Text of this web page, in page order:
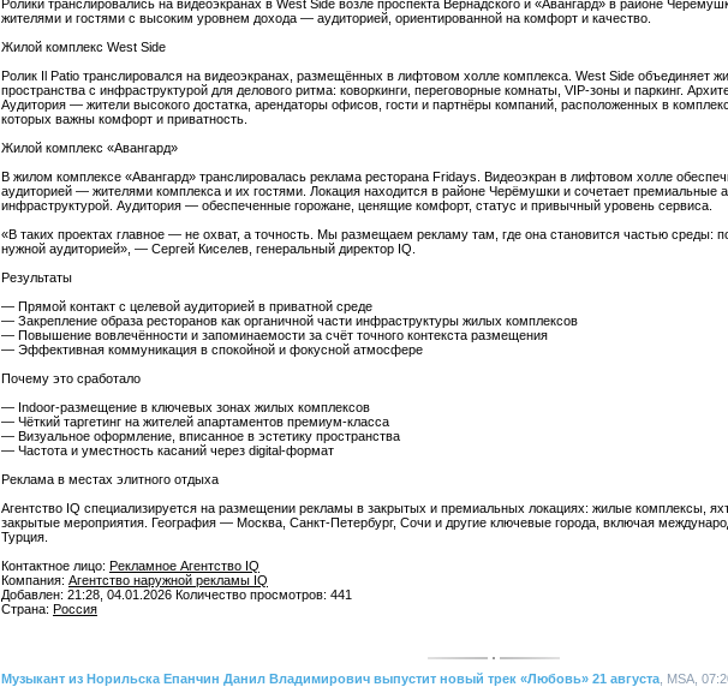
Ролики транслировались на видеоэкранах в West Side возле проспекта Вернадского и «Авангард» в районе
жителями и гостями с высоким уровнем дохода — аудиторией, ориентированной на комфорт и качество.
Жилой комплекс West Side
Ролик Il Patio транслировался на видеоэкранах, размещённых в лифтовом холле комплекса. West Side объединяет
пространства с инфраструктурой для делового ритма: коворкинги, переговорные комнаты, VIP-зоны и паркинг.
Аудитория — жители высокого достатка, арендаторы офисов, гости и партнёры компаний, расположенных в
которых важны комфорт и приватность.
Жилой комплекс «Авангард»
В жилом комплексе «Авангард» транслировалась реклама ресторана Fridays. Видеоэкран в лифтовом холле
аудиторией — жителями комплекса и их гостями. Локация находится в районе Черёмушки и сочетает премиальные
инфраструктурой. Аудитория — обеспеченные горожане, ценящие комфорт, статус и привычный уровень сервиса.
«В таких проектах главное — не охват, а точность. Мы размещаем рекламу там, где она становится частью среды:
нужной аудиторией», — Сергей Киселев, генеральный директор IQ.
Результаты
— Прямой контакт с целевой аудиторией в приватной среде
— Закрепление образа ресторанов как органичной части инфраструктуры жилых комплексов
— Повышение вовлечённости и запоминаемости за счёт точного контекста размещения
— Эффективная коммуникация в спокойной и фокусной атмосфере
Почему это сработало
— Indoor-размещение в ключевых зонах жилых комплексов
— Чёткий таргетинг на жителей апартаментов премиум-класса
— Визуальное оформление, вписанное в эстетику пространства
— Частота и уместность касаний через digital-формат
Реклама в местах элитного отдыха
Агентство IQ специализируется на размещении рекламы в закрытых и премиальных локациях: жилые комплексы,
закрытые мероприятия. География — Москва, Санкт-Петербург, Сочи и другие ключевые города, включая
Турция.
Контактное лицо: Рекламное Агентство IQ
Компания: Агентство наружной рекламы IQ
Добавлен: 21:28, 04.01.2026 Количество просмотров: 441
Страна: Россия
Музыкант из Норильска Епанчин Данил Владимирович выпустит новый трек «Любовь» 21 августа , MSA,